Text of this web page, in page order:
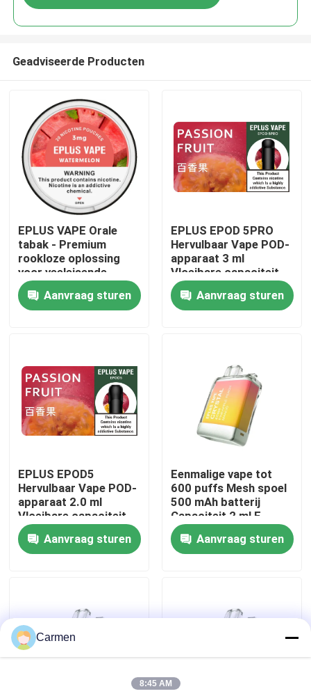
Thuis
Videos
Over ons
Fabrieksreis
Kwaliteitscontrole
Contacteer ons
Vozol damp
Geadviseerde Producten
EPLUS VAPE Orale
tabak - Premium
rookloze oplossing
voor veeleisende
professionals
Aanvraag sturen
EPLUS EPOD 5PRO
Hervulbaar Vape POD-
apparaat 3 ml
Vloeibare capaciteit
20 mg/ml Nicotine
Aanvraag sturen
EPLUS EPOD5
Hervulbaar Vape POD-
apparaat 2.0 ml
Vloeibare capaciteit
20 mg/ml Nicotine 21
smaakopties
Aanvraag sturen
Eenmalige vape tot
600 puffs Mesh spoel
500 mAh batterij
Capaciteit 2 ml E-
vloeistof Ananas
Perzik Mango
Aanvraag sturen
Carmen
8:45 AM